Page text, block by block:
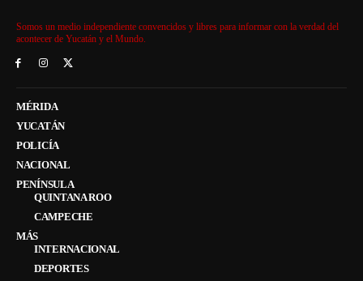
Somos un medio independiente convencidos y libres para informar con la verdad del
acontecer de Yucatán y el Mundo.
MÉRIDA
YUCATÁN
POLICÍA
NACIONAL
PENÍNSULA
QUINTANA ROO
CAMPECHE
MÁS
INTERNACIONAL
DEPORTES